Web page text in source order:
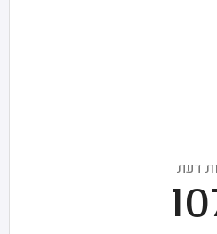
דעת